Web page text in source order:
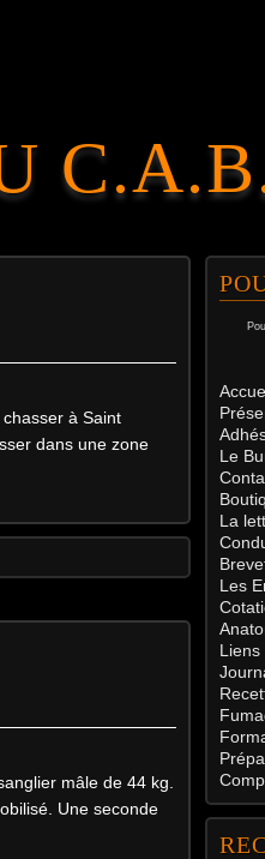
à Saint
dans une zone
mâle de 44 kg.
Une seconde
Le
La
Les
Liens